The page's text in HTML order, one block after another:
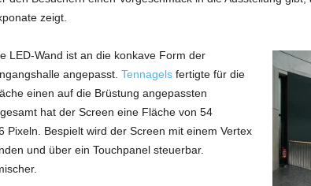
zeigt.
LED-Wand ist an die konkave Form der
angepasst. Tennagelsfertigte für die
einen auf die Brüstung angepassten
hat der Screen eine Fläche von 54
Bespielt wird der Screen mit einem Vertex
und über ein Touchpanel steuerbar.